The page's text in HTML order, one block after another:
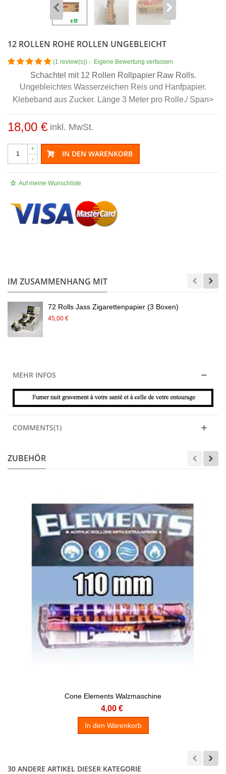
12 ROLLEN ROHE ROLLEN UNGEBLEICHT
(1 review(s)) - Eigene Bewertung verfassen
Schachtel mit 12 Rollen Rollpapier Raw Rolls.
Ungebleichtes Wasserzeichen Reis und Hanfpapier.
Klebeband aus Zucker. Länge 3 Meter pro Rolle./ Span>
18,00 € inkl. MwSt.
-
+ IN DEN WARENKORB
Auf meine Wunschliste
IM ZUSAMMENHANG MIT
72 Rolls Jass Zigarettenpapier (3 Boxen)
45,00 €
MEHR INFOS
COMMENTS(1)
ZUBEHÖR
Cone Elements Walzmaschine
4,00 €
In den Warenkorb
30 ANDERE ARTIKEL DIESER KATEGORIE